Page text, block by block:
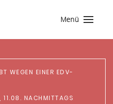
Menü
WEGEN EINER EDV-
11.08. NACHMITTAGS